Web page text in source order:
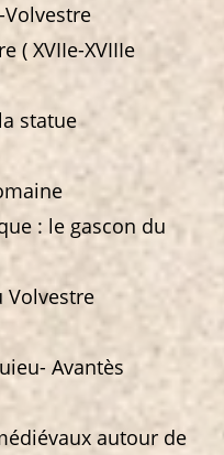
Volvestre
( XVIIe-XVIIIe
statue
: le gascon du
Volvestre
Avantès
autour de